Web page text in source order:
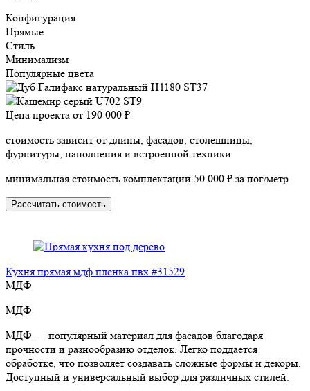
Конфигурация
Прямые
Стиль
Минимализм
Популярные цвета
Цена проекта от 190 000 ₽
стоимость зависит от длины, фасадов, столешницы,
фурнитуры, наполнения и встроенной техники
минимальная стоимость комплектации 50 000 ₽ за пог/метр
Рассчитать стоимость
Кухня прямая мдф пленка пвх #31529
МДФ
МДФ
МДФ — популярный материал для фасадов благодаря
прочности и разнообразию отделок. Легко поддается
обработке, что позволяет создавать сложные формы и декоры.
Доступный и универсальный выбор для различных стилей.